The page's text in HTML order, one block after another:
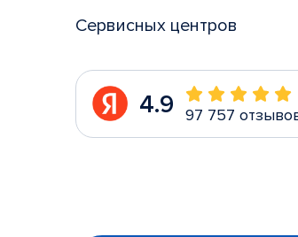
Сервисных центров
4.9 97 757